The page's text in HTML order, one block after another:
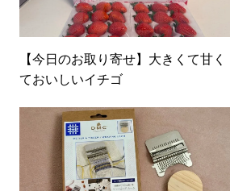
【今日のお取り寄せ】大きくて甘く
ておいしいイチゴ